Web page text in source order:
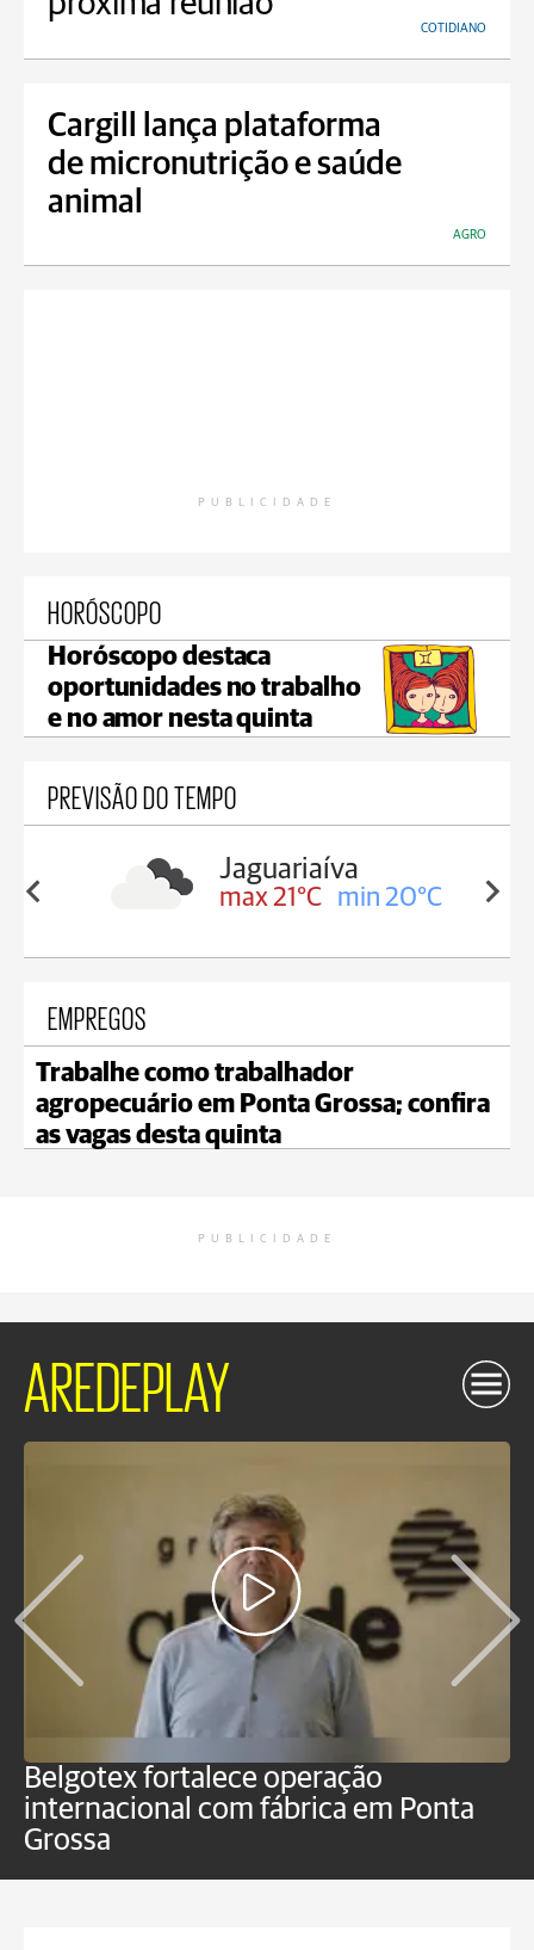
COTIDIANO
Cargill lança plataforma
de micronutrição e saúde
animal
AGRO
PUBLICIDADE
HORÓSCOPO
Horóscopo destaca
oportunidades no trabalho
e no amor nesta quinta
PREVISÃO DO TEMPO
20°C
Tibagi
max 23°C min 20°C
EMPREGOS
Trabalhe como trabalhador
agropecuário em Ponta Grossa; confira
as vagas desta quinta
PUBLICIDADE
AREDEPLAY
Belgotex fortalece operação
internacional com fábrica em Ponta
Grossa